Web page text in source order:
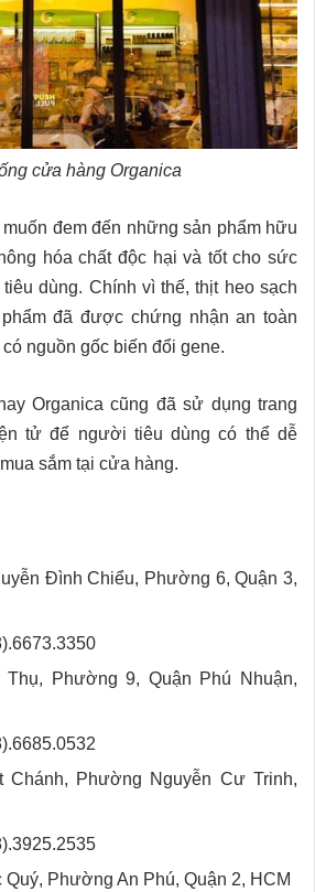
cửa hàng Organica
đem đến những sản phẩm hữu
hóa chất độc hại và tốt cho sức
dùng. Chính vì thế, thịt heo sạch
đã được chứng nhận an toàn
nguồn gốc biến đổi gene.
Organica cũng đã sử dụng trang
tử để người tiêu dùng có thể dễ
sắm tại cửa hàng.
Đình Chiểu, Phường 6, Quận 3,
Thụ, Phường 9, Quận Phú Nhuận,
Chánh, Phường Nguyễn Cư Trinh,
Phường An Phú, Quận 2, HCM